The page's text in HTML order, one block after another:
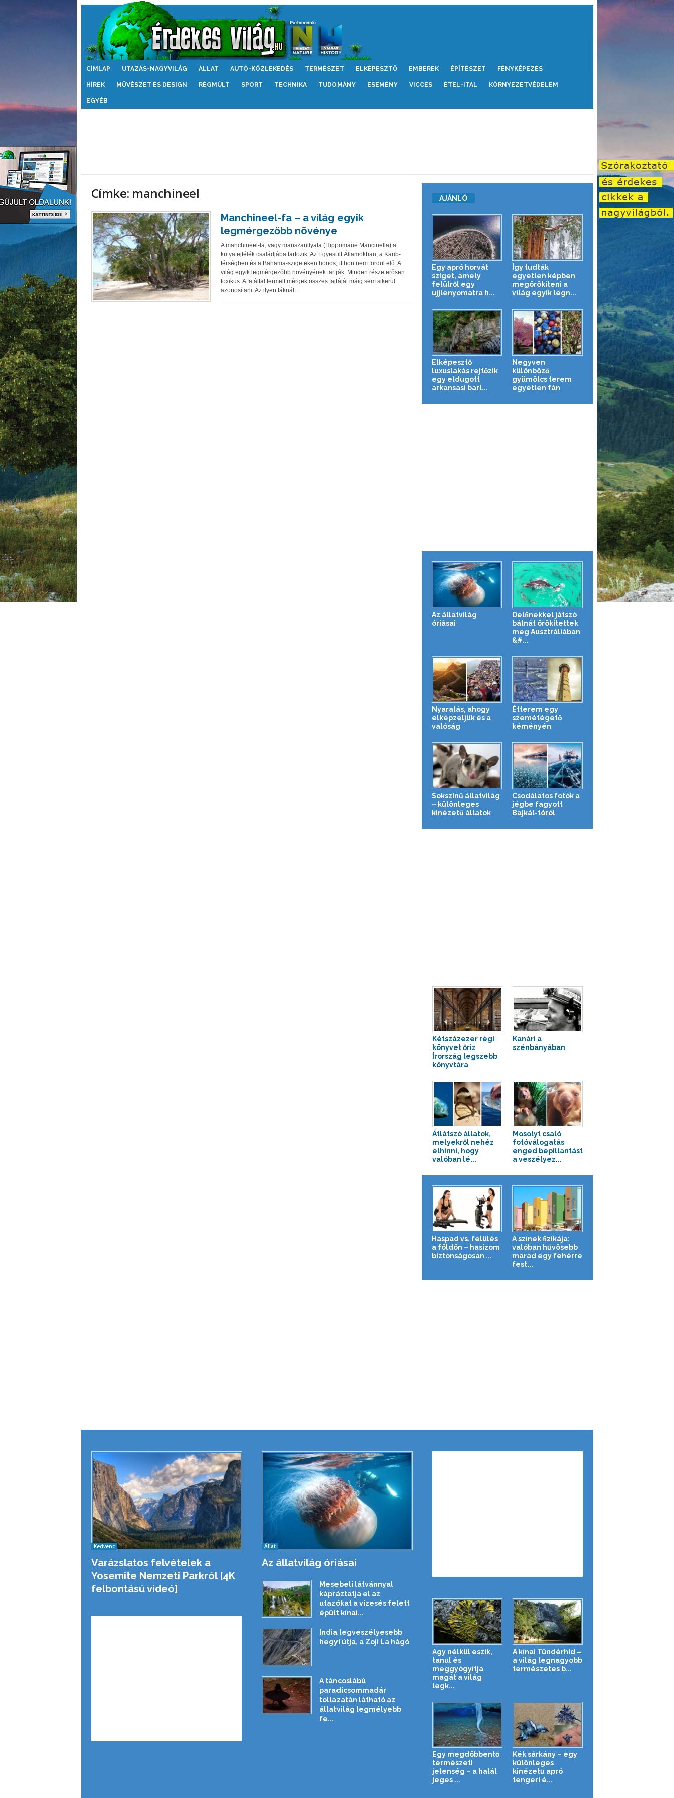
Érdekes
CÍMLAP UTAZÁS-NAGYVILÁG ÁLLAT AUTÓ-KÖZLEKEDÉS TERMÉSZET ELKÉPESZTŐ EMBEREK ÉPÍTÉSZET FÉNYKÉPEZÉS
HÍREK MŰVÉSZET ÉS DESIGN RÉGMÚLT SPORT TECHNIKA TUDOMÁNY ESEMÉNY VICCES ÉTEL-ITAL KÖRNYEZETVÉDELEM
EGYÉB
Címke: manchineel
Manchineel-fa – a világ egyik
legmérgezőbb növénye
A manchineel-fa, vagy manszanilyafa (Hippomane Mancinella) a
kutyatejfélék családjába tartozik. Az Egyesült Államokban, a Karib-
térségben és a Bahama-szigeteken honos, itthon nem fordul elő. A
világ egyik legmérgezőbb növényének tartják. Minden része erősen
toxikus. A fa által termelt mérgek összes fajtáját máig sem sikerül
azonosítani. Az ilyen fáknál ...
AJÁNLÓ
Egy apró horvát
sziget, amely
felülről egy
ujjlenyomatra h...
Így tudták
egyetlen képben
megörökíteni a
világ egyik legn...
Elképesztő
luxuslakás rejtőzik
egy eldugott
arkansasi barl...
Negyven
különböző
gyümölcs terem
egyetlen fán
Az állatvilág
óriásai
Delfinekkel játszó
bálnát örökítettek
meg Ausztráliában
&#...
Nyaralás, ahogy
elképzeljük és a
valóság
Étterem egy
szemétégető
kéményén
Sokszínű állatvilág
– különleges
kinézetű állatok
Csodálatos fotók a
jégbe fagyott
Bajkál-tóról
Kétszázezer régi
könyvet őriz
Írország legszebb
könyvtára
Kanári a
szénbányában
Átlátszó állatok,
melyekről nehéz
elhinni, hogy
valóban lé...
Mosolyt csaló
fotóválogatás
enged bepillantást
a veszélyez...
Haspad vs. felülés
a földön – hasizom
biztonságosan ...
A színek fizikája:
valóban hűvösebb
marad egy fehérre
fest...
Kedvenc
Varázslatos felvételek a
Yosemite Nemzeti Parkról [4K
felbontású videó]
Állat
Az állatvilág óriásai
Mesebeli látvánnyal
kápráztatja el az
utazókat a vízesés felett
épült kínai...
India legveszélyesebb
hegyi útja, a Zoji La hágó
A táncoslábú
paradicsommadár
tollazatán látható az
állatvilág legmélyebb
fe...
Agy nélkül eszik,
tanul és
meggyógyítja
magát a világ
legk...
A kínai Tündérhíd –
a világ legnagyobb
természetes b...
Egy megdöbbentő
természeti
jelenség – a halál
jeges ...
Kék sárkány – egy
különleges
kinézetű apró
tengeri é...